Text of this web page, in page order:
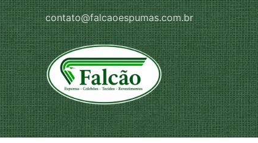
contato@falcaoespumas.com.br